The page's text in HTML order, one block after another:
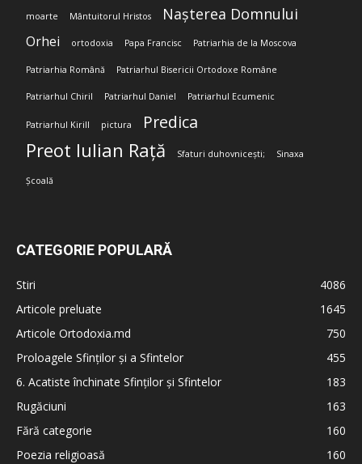
moarte Mântuitorul Hristos Nașterea Domnului
Orhei ortodoxia Papa Francisc Patriarhia de la Moscova
Patriarhia Română Patriarhul Bisericii Ortodoxe Române
Patriarhul Chiril Patriarhul Daniel Patriarhul Ecumenic
Patriarhul Kirill pictura Predica
Preot Iulian Rață Sfaturi duhovnicești; Sinaxa
Școală
CATEGORIE POPULARĂ
Stiri
4086
Articole preluate
1645
Articole Ortodoxia.md
750
Proloagele Sfinților și a Sfintelor
455
6. Acatiste închinate Sfinților și Sfintelor
183
Rugăciuni
163
Fără categorie
160
Poezia religioasă
160